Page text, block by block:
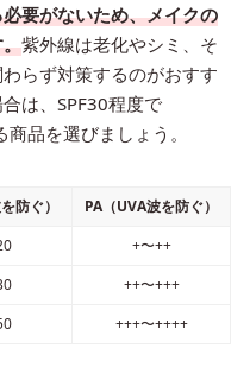
要がないため、メイクの
紫外線は老化やシミ、そ
らず対策するのがおすす
は、SPF30程度で
品を選びましょう。
防ぐ）
PA（UVA波を防ぐ）
+〜++
++〜+++
+++〜++++